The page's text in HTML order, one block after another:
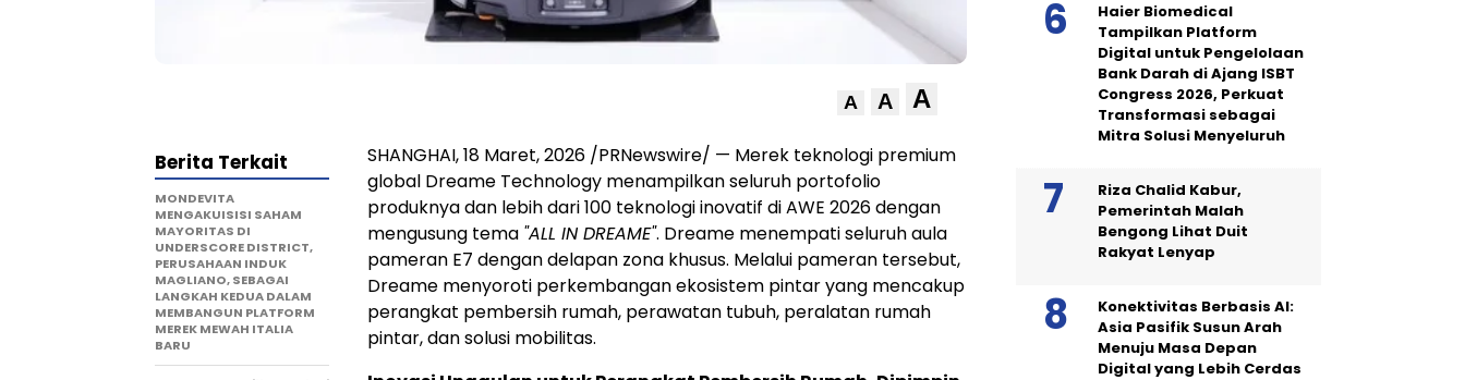
A A A
SHANGHAI,18 Maret, 2026 /PRNewswire/ — Merek teknologi premium
global Dreame Technology menampilkan seluruh portofolio
produknya dan lebih dari 100 teknologi inovatif di AWE 2026 dengan
mengusung tema "ALL IN DREAME". Dreame menempati seluruh aula
pameran E7 dengan delapan zona khusus. Melalui pameran tersebut,
Dreame menyoroti perkembangan ekosistem pintar yang mencakup
perangkat pembersih rumah, perawatan tubuh, peralatan rumah
pintar, dan solusi mobilitas.
Berita Terkait
MONDEVITA
MENGAKUISISI SAHAM
MAYORITAS DI
UNDERSCORE DISTRICT,
PERUSAHAAN INDUK
MAGLIANO, SEBAGAI
LANGKAH KEDUA DALAM
MEMBANGUN PLATFORM
MEREK MEWAH ITALIA
BARU
Haier Biomedical
Tampilkan Platform
Digital untuk Pengelolaan
Bank Darah di Ajang ISBT
Congress 2026, Perkuat
Transformasi sebagai
Mitra Solusi Menyeluruh
Riza Chalid Kabur,
Pemerintah Malah
Bengong Lihat Duit
Rakyat Lenyap
Konektivitas Berbasis AI:
Asia Pasifik Susun Arah
Menuju Masa Depan
Digital yang Lebih Cerdas